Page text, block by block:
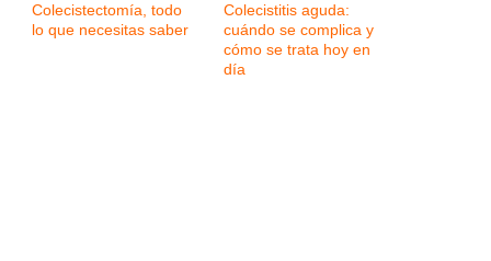
Colecistectomía, todo
lo que necesitas saber
Colecistitis aguda:
cuándo se complica y
cómo se trata hoy en
día